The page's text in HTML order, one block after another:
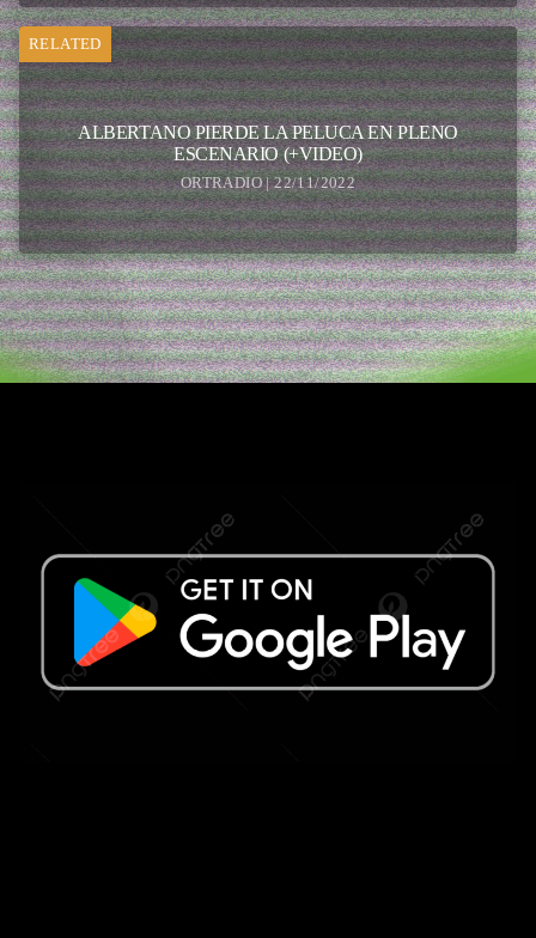
RELATED
ALBERTANO PIERDE LA PELUCA EN PLENO
ESCENARIO (+VIDEO)
ORTRADIO | 22/11/2022